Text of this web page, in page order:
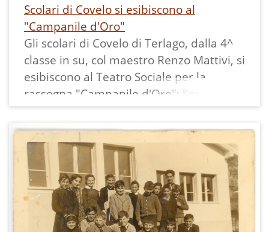
Scolari di Covelo si esibiscono al
"Campanile d'Oro"
Gli scolari di Covelo di Terlago, dalla 4^
classe in su, col maestro Renzo Mattivi, si
esibiscono al Teatro Sociale per la
rassegna "Campanile d'Oro"; l'anno
successivo lo faranno a Bolzano
guadagnando una ottima posizione in
classifica.
Il "Campanile d'Oro" era un concorso
radiofonico della RAI (Anni '50) di grande
popolarità che contrapponeva le regioni
italiane.
La stampa misura 9,2x13,3 cm ed ha un